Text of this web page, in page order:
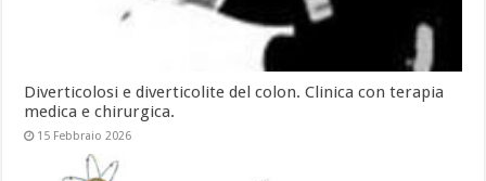
Diverticolosi e diverticolite del colon. Clinica con terapia
medica e chirurgica.
15 Febbraio 2026